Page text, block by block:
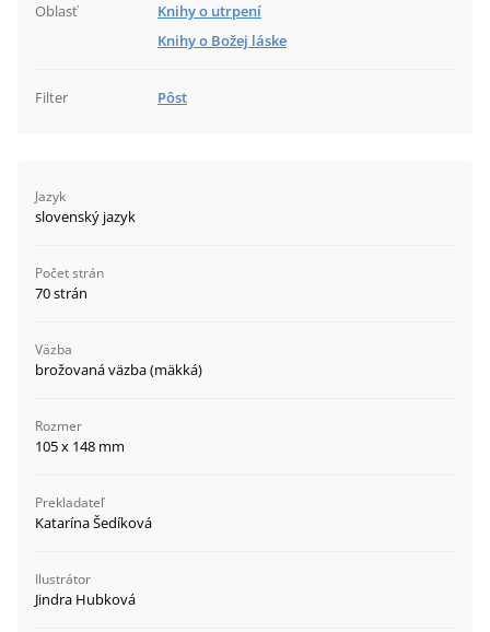
Oblasť
Knihy o utrpení
Knihy o Božej láske
Filter Pôst
Jazyk
slovenský jazyk
Počet strán
70 strán
Väzba
brožovaná väzba (mäkká)
Rozmer
105 x 148 mm
Prekladateľ
Katarína Šedíková
Ilustrátor
Jindra Hubková